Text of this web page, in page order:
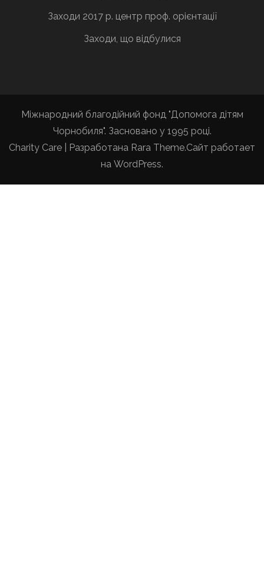
Заходи 2017 р. центр проф. орієнтації
Заходи, що відбулися
Міжнародний благодійний фонд "Допомога дітям
Чорнобиля". Засновано у 1995 році.
Charity Care | Разработана Rara Theme.Сайт работает
на WordPress.